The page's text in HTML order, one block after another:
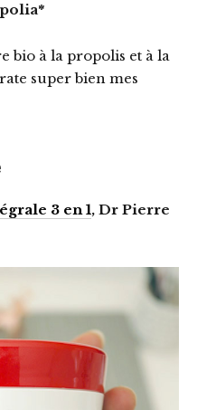
bio à la propolis et à la
super bien mes
3 en 1, Dr Pierre